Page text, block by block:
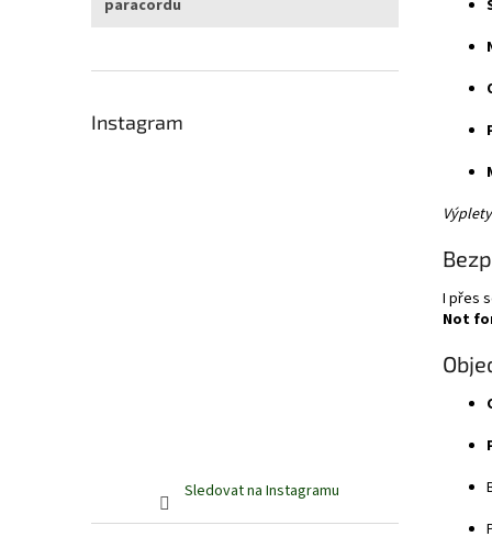
paracordu
Instagram
Sledovat na Instagramu
I přes
Not